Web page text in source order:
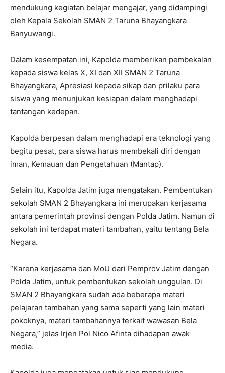
mendukung kegiatan belajar mengajar, yang didampingi
oleh Kepala Sekolah SMAN 2 Taruna Bhayangkara
Banyuwangi.
Dalam kesempatan ini, Kapolda memberikan pembekalan
kepada siswa kelas X, XI dan XII SMAN 2 Taruna
Bhayangkara, Apresiasi kepada sikap dan prilaku para
siswa yang menunjukan kesiapan dalam menghadapi
tantangan kedepan.
Kapolda berpesan dalam menghadapi era teknologi yang
begitu pesat, para siswa harus membekali diri dengan
iman, Kemauan dan Pengetahuan (Mantap).
Selain itu, Kapolda Jatim juga mengatakan. Pembentukan
sekolah SMAN 2 Bhayangkara ini merupakan kerjasama
antara pemerintah provinsi dengan Polda Jatim. Namun di
sekolah ini terdapat materi tambahan, yaitu tentang Bela
Negara.
“Karena kerjasama dan MoU dari Pemprov Jatim dengan
Polda Jatim, untuk pembentukan sekolah unggulan. Di
SMAN 2 Bhayangkara sudah ada beberapa materi
pelajaran tambahan yang sama seperti yang lain materi
pokoknya, materi tambahannya terkait wawasan Bela
Negara,” jelas Irjen Pol Nico Afinta dihadapan awak
media.